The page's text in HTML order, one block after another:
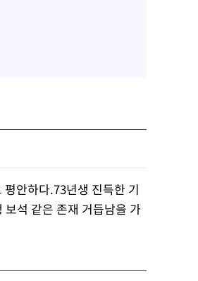
안하다.73년생 진득한 기
석 같은 존재 거듭남을 가